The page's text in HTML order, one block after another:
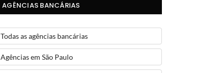
AGÊNCIAS BANCÁRIAS
Todas as agências bancárias
Agências em São Paulo